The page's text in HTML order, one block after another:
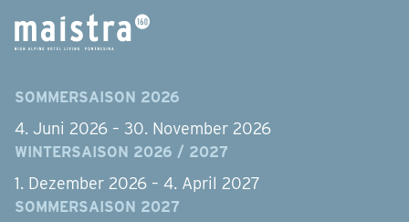
SOMMERSAISON 2026
4. Juni 2026 – 30. November 2026
WINTERSAISON 2026 / 2027
1. Dezember 2026 – 4. April 2027
SOMMERSAISON 2027